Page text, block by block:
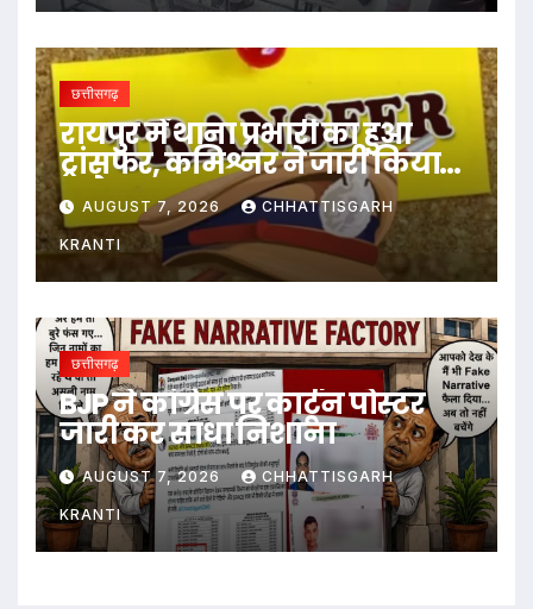
छत्तीसगढ़
रायपुर में थाना प्रभारी का हुआ
ट्रांसफर, कमिश्नर ने जारी किया
आदेश
AUGUST 7, 2026 CHHATTISGARH
KRANTI
छत्तीसगढ़
BJP ने कांग्रेस पर कार्टून पोस्टर
जारी कर साधा निशाना
AUGUST 7, 2026 CHHATTISGARH
KRANTI